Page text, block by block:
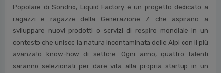
Popolare di Sondrio, Liquid Factory è un progetto dedicato a
ragazzi e ragazze della Generazione Z che aspirano a
sviluppare nuovi prodotti o servizi di respiro mondiale in un
contesto che unisce la natura incontaminata delle Alpi con il più
avanzato know-how di settore. Ogni anno, quattro talenti
saranno selezionati per dare vita alla propria startup in un